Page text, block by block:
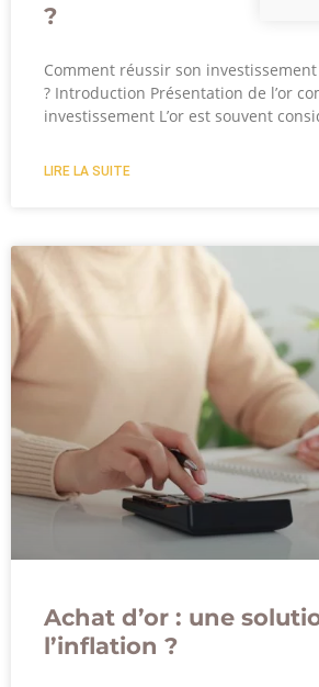
?
Comment réussir son investissement
? Introduction Présentation de l’or
investissement L’or est souvent
LIRE LA SUITE
Achat d’or : une
l’inflation ?